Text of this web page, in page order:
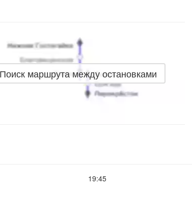
Поиск маршрута между остановками
19:45